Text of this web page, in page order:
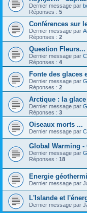
Dernier message par
Réponses : 5
Conférences sur
Dernier message par
Réponses : 2
Question Fleurs...
Dernier message par
Réponses : 4
Fonte des glaces
Dernier message par
Réponses : 2
Arctique : la
Dernier message par
Réponses : 3
Oiseaux morts ...
Dernier message par
Global Warming -
Dernier message par
Réponses : 18
Energie
Dernier message par
L'Islande et
Dernier message par